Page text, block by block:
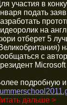
участия в
подать
на
отберет 5
с
подробную
дальше >